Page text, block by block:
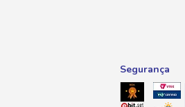
Segurança